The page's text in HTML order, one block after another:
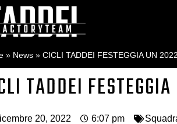
» News » CICLI TADDEI FESTEGGIA UN
TADDEI
20, 2022 6:07 pm